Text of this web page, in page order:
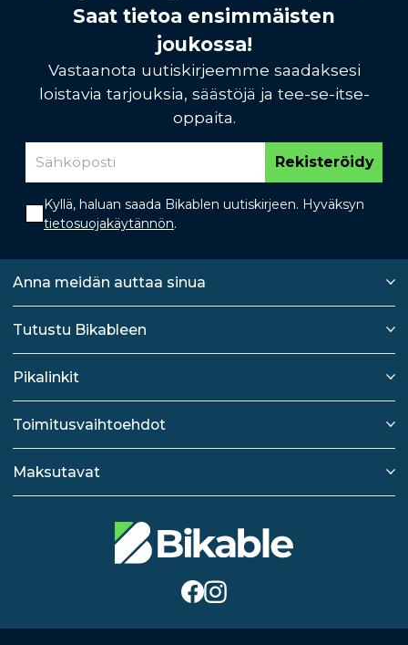
Saat tietoa ensimmäisten
joukossa!
Vastaanota uutiskirjeemme saadaksesi
loistavia tarjouksia, säästöjä ja tee-se-itse-
oppaita.
Rekisteröidy
Kyllä, haluan saada Bikablen uutiskirjeen. Hyväksyn
tietosuojakäytännön.
Anna meidän auttaa sinua
Tutustu Bikableen
Pikalinkit
Toimitusvaihtoehdot
Maksutavat